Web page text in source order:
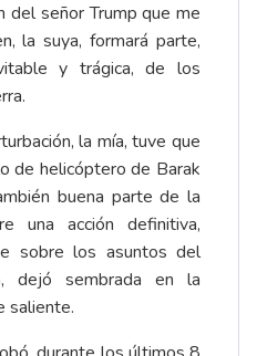
del señor Trump que me
la suya, formará parte,
y trágica, de los
la mía, tuve que
de helicóptero de Barak
buena parte de la
una acción definitiva,
sobre los asuntos del
dejó sembrada en la
saliente.